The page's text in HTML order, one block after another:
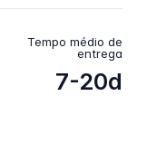
Tempo médio de
entrega
7-20d